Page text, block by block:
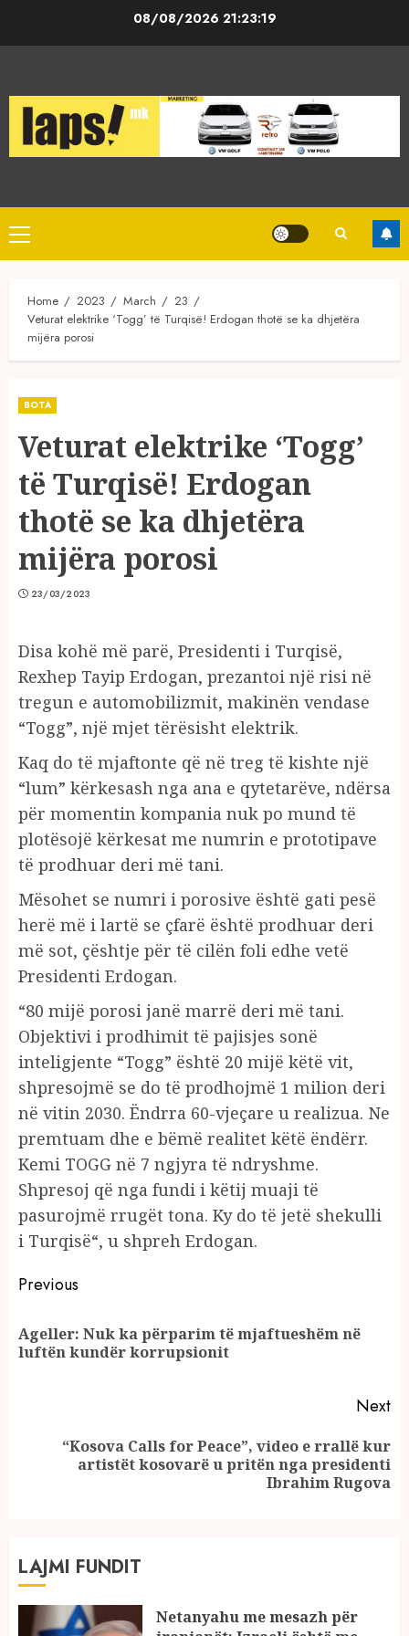
08/08/2026 21:23:19
Primary
Menu
Home 2023 March
23
Veturat elektrike ‘Togg’ të Turqisë! Erdogan thotë se ka dhjetëra
mijëra porosi
BOTA
Veturat elektrike ‘Togg’
të Turqisë! Erdogan
thotë se ka dhjetëra
mijëra porosi
23/03/2023
Disa kohë më parë, Presidenti i Turqisë,
Rexhep Tayip Erdogan, prezantoi një risi në
tregun e automobilizmit, makinën vendase
“Togg”, një mjet tërësisht elektrik.
Kaq do të mjaftonte që në treg të kishte një
“lum” kërkesash nga ana e qytetarëve, ndërsa
për momentin kompania nuk po mund të
plotësojë kërkesat me numrin e prototipave
të prodhuar deri më tani.
Mësohet se numri i porosive është gati pesë
herë më i lartë se çfarë është prodhuar deri
më sot, çështje për të cilën foli edhe vetë
Presidenti Erdogan.
“80 mijë porosi janë marrë deri më tani.
Objektivi i prodhimit të pajisjes sonë
inteligjente “Togg” është 20 mijë këtë vit,
shpresojmë se do të prodhojmë 1 milion deri
në vitin 2030. Ëndrra 60-vjeçare u realizua. Ne
premtuam dhe e bëmë realitet këtë ëndërr.
Kemi TOGG në 7 ngjyra të ndryshme.
Shpresoj që nga fundi i këtij muaji të
pasurojmë rrugët tona. Ky do të jetë shekulli
i Turqisë“, u shpreh Erdogan.
Continue
Reading
Previous
Ageller: Nuk ka përparim të mjaftueshëm në
luftën kundër korrupsionit
Next
“Kosova Calls for Peace”, video e rrallë kur
artistët kosovarë u pritën nga presidenti
Ibrahim Rugova
LAJMI FUNDIT
Netanyahu me mesazh për